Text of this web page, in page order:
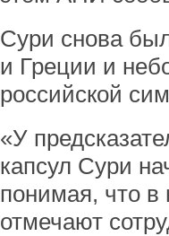
Сури снова
и Греции и
российской
«У
капсул Сури
понимая, что
отмечают